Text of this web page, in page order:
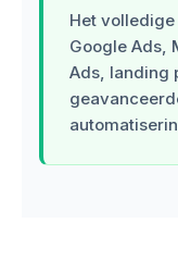
Het volledige
Google Ads,
Ads, landing